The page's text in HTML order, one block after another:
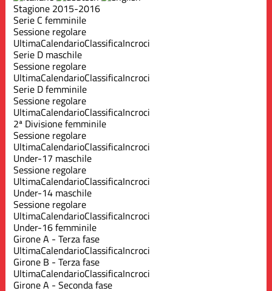
Stagione 2015-2016
Serie C femminile
Sessione regolare
UltimaCalendarioClassificaIncroci
Serie D maschile
Sessione regolare
UltimaCalendarioClassificaIncroci
Serie D femminile
Sessione regolare
UltimaCalendarioClassificaIncroci
2ª Divisione femminile
Sessione regolare
UltimaCalendarioClassificaIncroci
Under-17 maschile
Sessione regolare
UltimaCalendarioClassificaIncroci
Under-14 maschile
Sessione regolare
UltimaCalendarioClassificaIncroci
Under-16 femminile
Girone A - Terza fase
UltimaCalendarioClassificaIncroci
Girone B - Terza fase
UltimaCalendarioClassificaIncroci
Girone A - Seconda fase